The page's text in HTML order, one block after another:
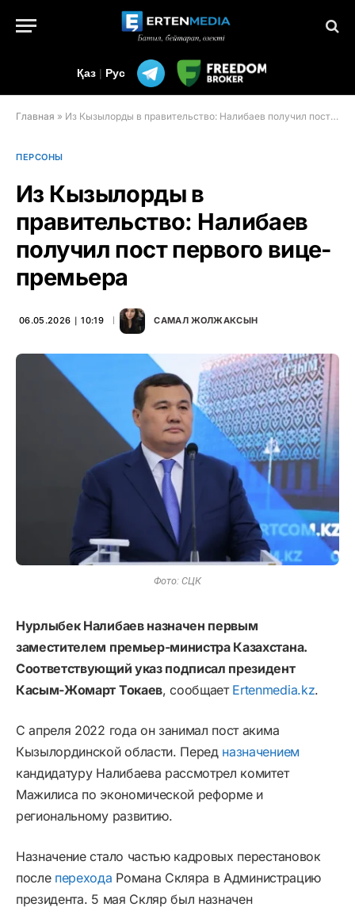
Қаз | Рус
Главная » Из Кызылорды в правительство: Налибаев получил пост первого вице-премьера
ПЕРСОНЫ
Из Кызылорды в
правительство: Налибаев
получил пост первого вице-
премьера
06.05.2026 ∣ 10:19 САМАЛ ЖОЛЖАКСЫН
Фото: СЦК
Нурлыбек Налибаев назначен первым
заместителем премьер-министра Казахстана.
Соответствующий указ подписал президент
Касым-Жомарт Токаев, сообщает Ertenmedia.kz.
С апреля 2022 года он занимал пост акима
Кызылординской области. Перед назначением
кандидатуру Налибаева рассмотрел комитет
Мажилиса по экономической реформе и
региональному развитию.
Назначение стало частью кадровых перестановок
после перехода Романа Скляра в Администрацию
президента. 5 мая Скляр был назначен